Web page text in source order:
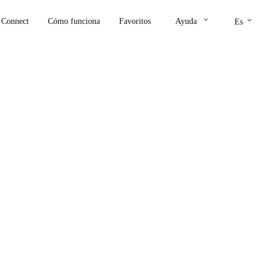
Connect Cómo funciona Favoritos Ayuda keyboard_arrow_down Es keyboard_arrow_down